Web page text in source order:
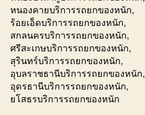
หนองคายบริการรถยกของหนัก,
ร้อยเอ็ดบริการรถยกของหนัก,
สกลนครบริการรถยกของหนัก,
ศรีสะเกษบริการรถยกของหนัก,
สุรินทร์บริการรถยกของหนัก,
อุบลราชธานีบริการรถยกของหนัก,
อุดรธานีบริการรถยกของหนัก,
ยโสธรบริการรถยกของหนัก